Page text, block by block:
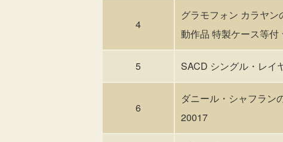
4
グラモフォン カラヤ
動作品 特製ケース等
5 SACD シングル・レ
6
ダニール・シャフラン
20017